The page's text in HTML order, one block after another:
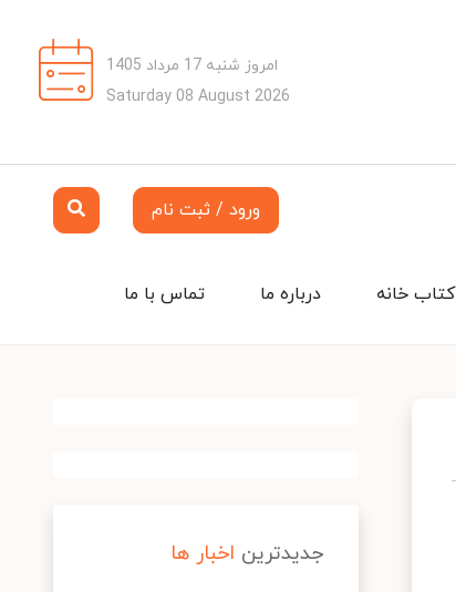
امروز شنبه 17 مرداد 1405
Saturday 08 August 2026
ورود / ثبت نام
تماس با ما درباره ما کتاب خانه
جدیدترین اخبار ها